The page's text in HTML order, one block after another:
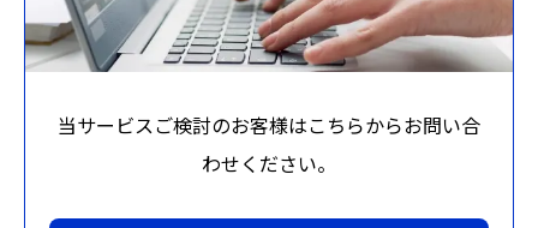
当サービスご検討のお客様はこちらからお問い合
わせください。